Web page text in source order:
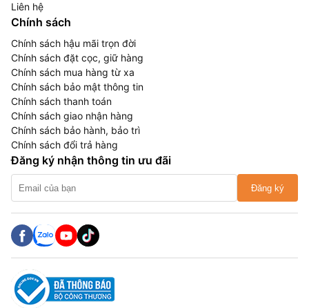
Liên hệ
Chính sách
Chính sách hậu mãi trọn đời
Chính sách đặt cọc, giữ hàng
Chính sách mua hàng từ xa
Chính sách bảo mật thông tin
Chính sách thanh toán
Chính sách giao nhận hàng
Chính sách bảo hành, bảo trì
Chính sách đổi trả hàng
Đăng ký nhận thông tin ưu đãi
Đăng ký